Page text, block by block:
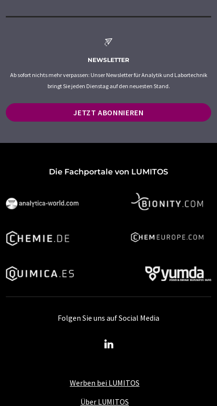
NEWSLETTER
Ab sofort nichts mehr verpassen: Unser Newsletter für Analytik und Labortechnik
bringt Sie jeden Dienstag auf den neuesten Stand.
JETZT ABONNIEREN
Die Fachportale von LUMITOS
Werben bei LUMITOS
Über LUMITOS
Folgen Sie uns auf Social Media